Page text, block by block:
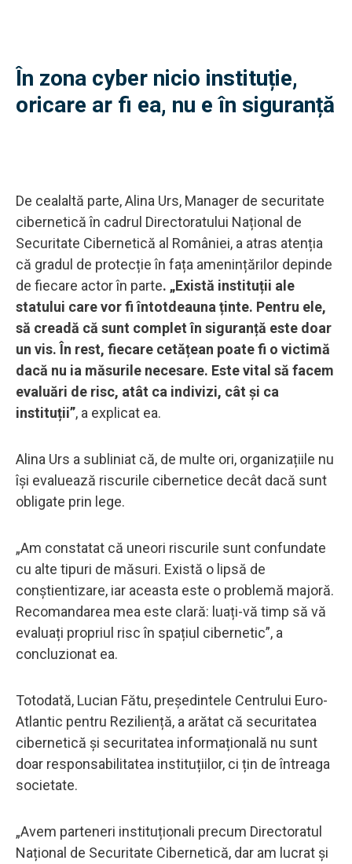
În zona cyber nicio instituție,
oricare ar fi ea, nu e în siguranță
De cealaltă parte, Alina Urs, Manager de securitate
cibernetică în cadrul Directoratului Național de
Securitate Cibernetică al României, a atras atenția
că gradul de protecție în fața amenințărilor depinde
de fiecare actor în parte. „Există instituții ale
statului care vor fi întotdeauna ținte. Pentru ele,
să creadă că sunt complet în siguranță este doar
un vis. În rest, fiecare cetățean poate fi o victimă
dacă nu ia măsurile necesare. Este vital să facem
evaluări de risc, atât ca indivizi, cât și ca
instituții”, a explicat ea.
Alina Urs a subliniat că, de multe ori, organizațiile nu
își evaluează riscurile cibernetice decât dacă sunt
obligate prin lege.
„Am constatat că uneori riscurile sunt confundate
cu alte tipuri de măsuri. Există o lipsă de
conștientizare, iar aceasta este o problemă majoră.
Recomandarea mea este clară: luați-vă timp să vă
evaluați propriul risc în spațiul cibernetic”, a
concluzionat ea.
Totodată, Lucian Fătu, președintele Centrului Euro-
Atlantic pentru Reziliență, a arătat că securitatea
cibernetică și securitatea informațională nu sunt
doar responsabilitatea instituțiilor, ci țin de întreaga
societate.
„Avem parteneri instituționali precum Directoratul
Național de Securitate Cibernetică, dar am lucrat și